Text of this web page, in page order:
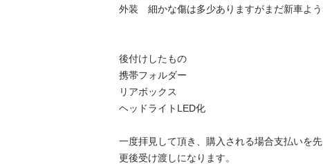
外装　細かな傷は多少ありますがまだ新車よう
後付けしたもの
携帯フォルダー
リアボックス
ヘッドライトLED化
一度拝見して頂き、購入される場合支払いを
更後受け渡しになります。